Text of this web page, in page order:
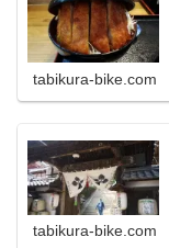
tabikura-bike.com
tabikura-bike.com